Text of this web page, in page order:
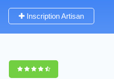
Inscription Artisan